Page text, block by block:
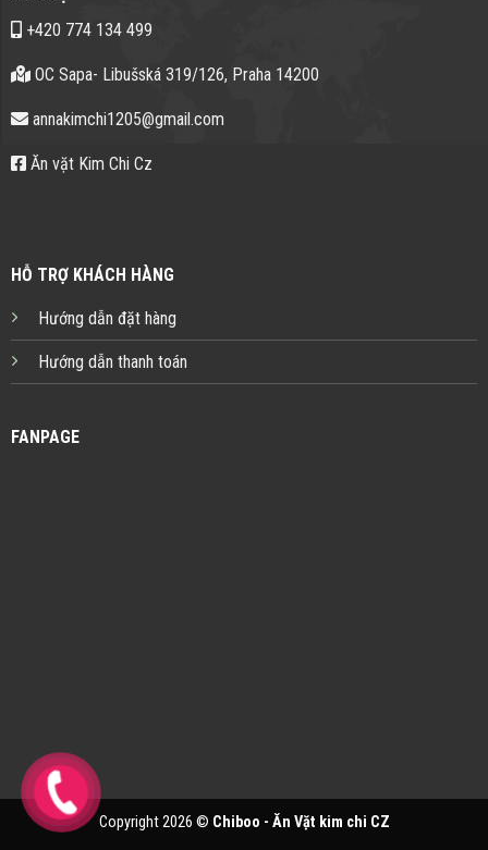
+420 774 134 499
OC Sapa- Libušská 319/126, Praha 14200
annakimchi1205@gmail.com
Ăn vặt Kim Chi Cz
HỖ TRỢ KHÁCH HÀNG
Hướng dẫn đặt hàng
Hướng dẫn thanh toán
FANPAGE
Copyright 2026 © Chiboo - Ăn Vặt kim chi CZ